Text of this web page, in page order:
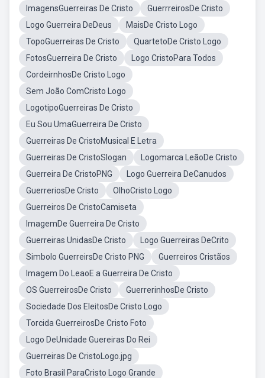
ImagensGuerreiras De Cristo
GuerrreirosDe Cristo
Logo Guerreira DeDeus
MaisDe Cristo Logo
TopoGuerreiras De Cristo
QuartetoDe Cristo Logo
FotosGuerreira De Cristo
Logo CristoPara Todos
CordeirnhosDe Cristo Logo
Sem João ComCristo Logo
LogotipoGuerreiras De Cristo
Eu Sou UmaGuerreira De Cristo
Guerreiras De CristoMusical E Letra
Guerreiras De CristoSlogan
Logomarca LeãoDe Cristo
Guerreira De CristoPNG
Logo Guerreira DeCanudos
GuerreriosDe Cristo
OlhoCristo Logo
Guerreiros De CristoCamiseta
ImagemDe Guerreira De Cristo
Guerreiras UnidasDe Cristo
Logo Guerreiras DeCrito
Simbolo GuerreirsDe Cristo PNG
Guerreiros Cristãos
Imagem Do LeaoE a Guerreira De Cristo
OS GuerreirosDe Cristo
GuerrerinhosDe Cristo
Sociedade Dos EleitosDe Cristo Logo
Torcida GuerreirosDe Cristo Foto
Logo DeUnidade Guereiras Do Rei
Guerreiras De CristoLogo.jpg
Foto Brasil ParaCristo Logo Grande